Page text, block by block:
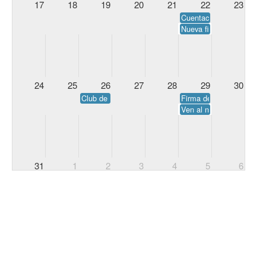
17 18 19 20 21 22 23
Cuentacuentos: Regalo
Nueva firma de Come
24 25 26 27 28 29 30
Club de lectura de verano. En Agapea La Orotava.
Firma de Guardianes
Ven al nuevo
31 1 2 3 4 5 6